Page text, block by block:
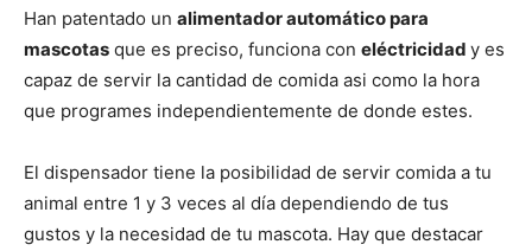
Han patentado un alimentador automático para
mascotas que es preciso, funciona con eléctricidad y es
capaz de servir la cantidad de comida asi como la hora
que programes independientemente de donde estes.
El dispensador tiene la posibilidad de servir comida a tu
animal entre 1 y 3 veces al día dependiendo de tus
gustos y la necesidad de tu mascota. Hay que destacar